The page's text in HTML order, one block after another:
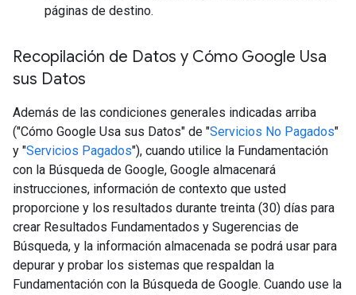
páginas de destino.
Recopilación de Datos y Cómo Google Usa
sus Datos
Además de las condiciones generales indicadas arriba
("Cómo Google Usa sus Datos" de "Servicios No Pagados"
y "Servicios Pagados"), cuando utilice la Fundamentación
con la Búsqueda de Google, Google almacenará
instrucciones, información de contexto que usted
proporcione y los resultados durante treinta (30) días para
crear Resultados Fundamentados y Sugerencias de
Búsqueda, y la información almacenada se podrá usar para
depurar y probar los sistemas que respaldan la
Fundamentación con la Búsqueda de Google. Cuando use la